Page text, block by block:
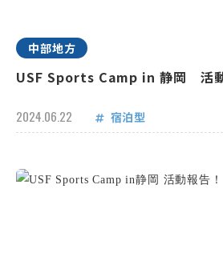
中部地方
USF Sports Camp in 静岡 活
2024.06.22 宿泊型